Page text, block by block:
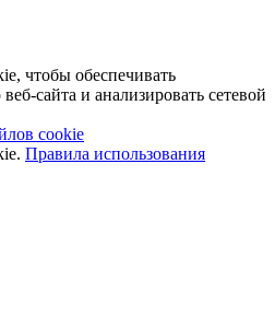
чтобы обеспечивать
сайта и анализировать сетевой
cookie
Правила использования